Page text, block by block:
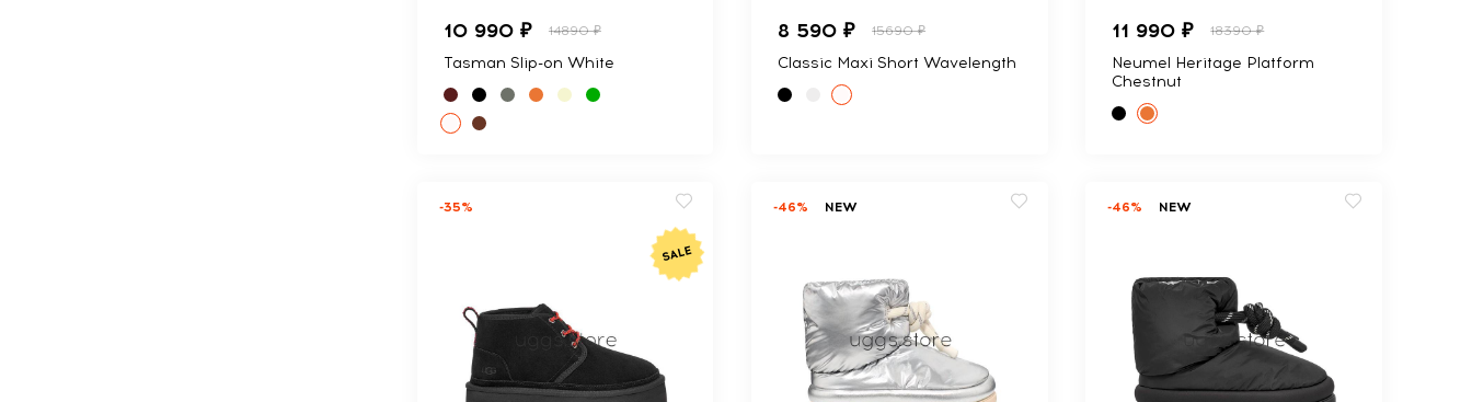
10 990 ₽ 14890 ₽
Tasman Slip-on White
8 590 ₽ 15690 ₽
Classic Maxi Short Wavelength
11 990 ₽ 18390 ₽
Neumel Heritage Platform
Chestnut
-35% -46% NEW -46% NEW